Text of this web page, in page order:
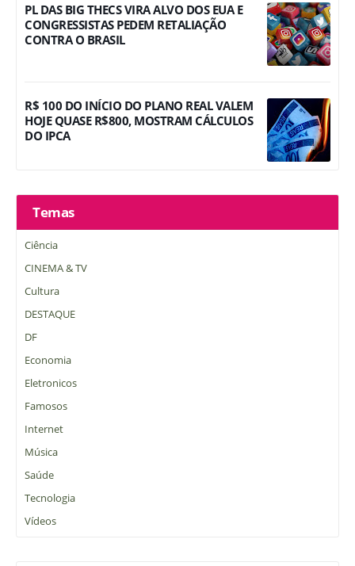
PL DAS BIG THECS VIRA ALVO DOS EUA E
CONGRESSISTAS PEDEM RETALIAÇÃO
CONTRA O BRASIL
R$ 100 DO INÍCIO DO PLANO REAL VALEM
HOJE QUASE R$800, MOSTRAM CÁLCULOS
DO IPCA
Temas
Ciência
CINEMA & TV
Cultura
DESTAQUE
DF
Economia
Eletronicos
Famosos
Internet
Música
Saúde
Tecnologia
Vídeos